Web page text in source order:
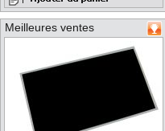
Meilleures ventes